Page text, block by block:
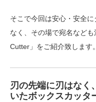
そこで今回は安心・安全
なく、その場で宛名など
Cutter」をご紹介致します。
刃の先端に刃はなく
いたボックスカッタ